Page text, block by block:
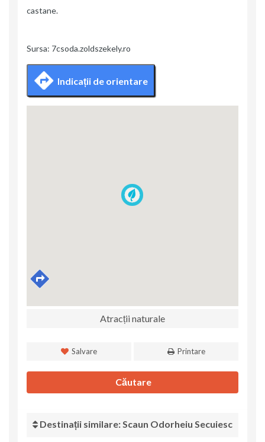
castane.
Sursa: 7csoda.zoldszekely.ro
Indicații de orientare
Atracții naturale
Salvare Printare
Căutare
Destinații similare: Scaun Odorheiu Secuiesc